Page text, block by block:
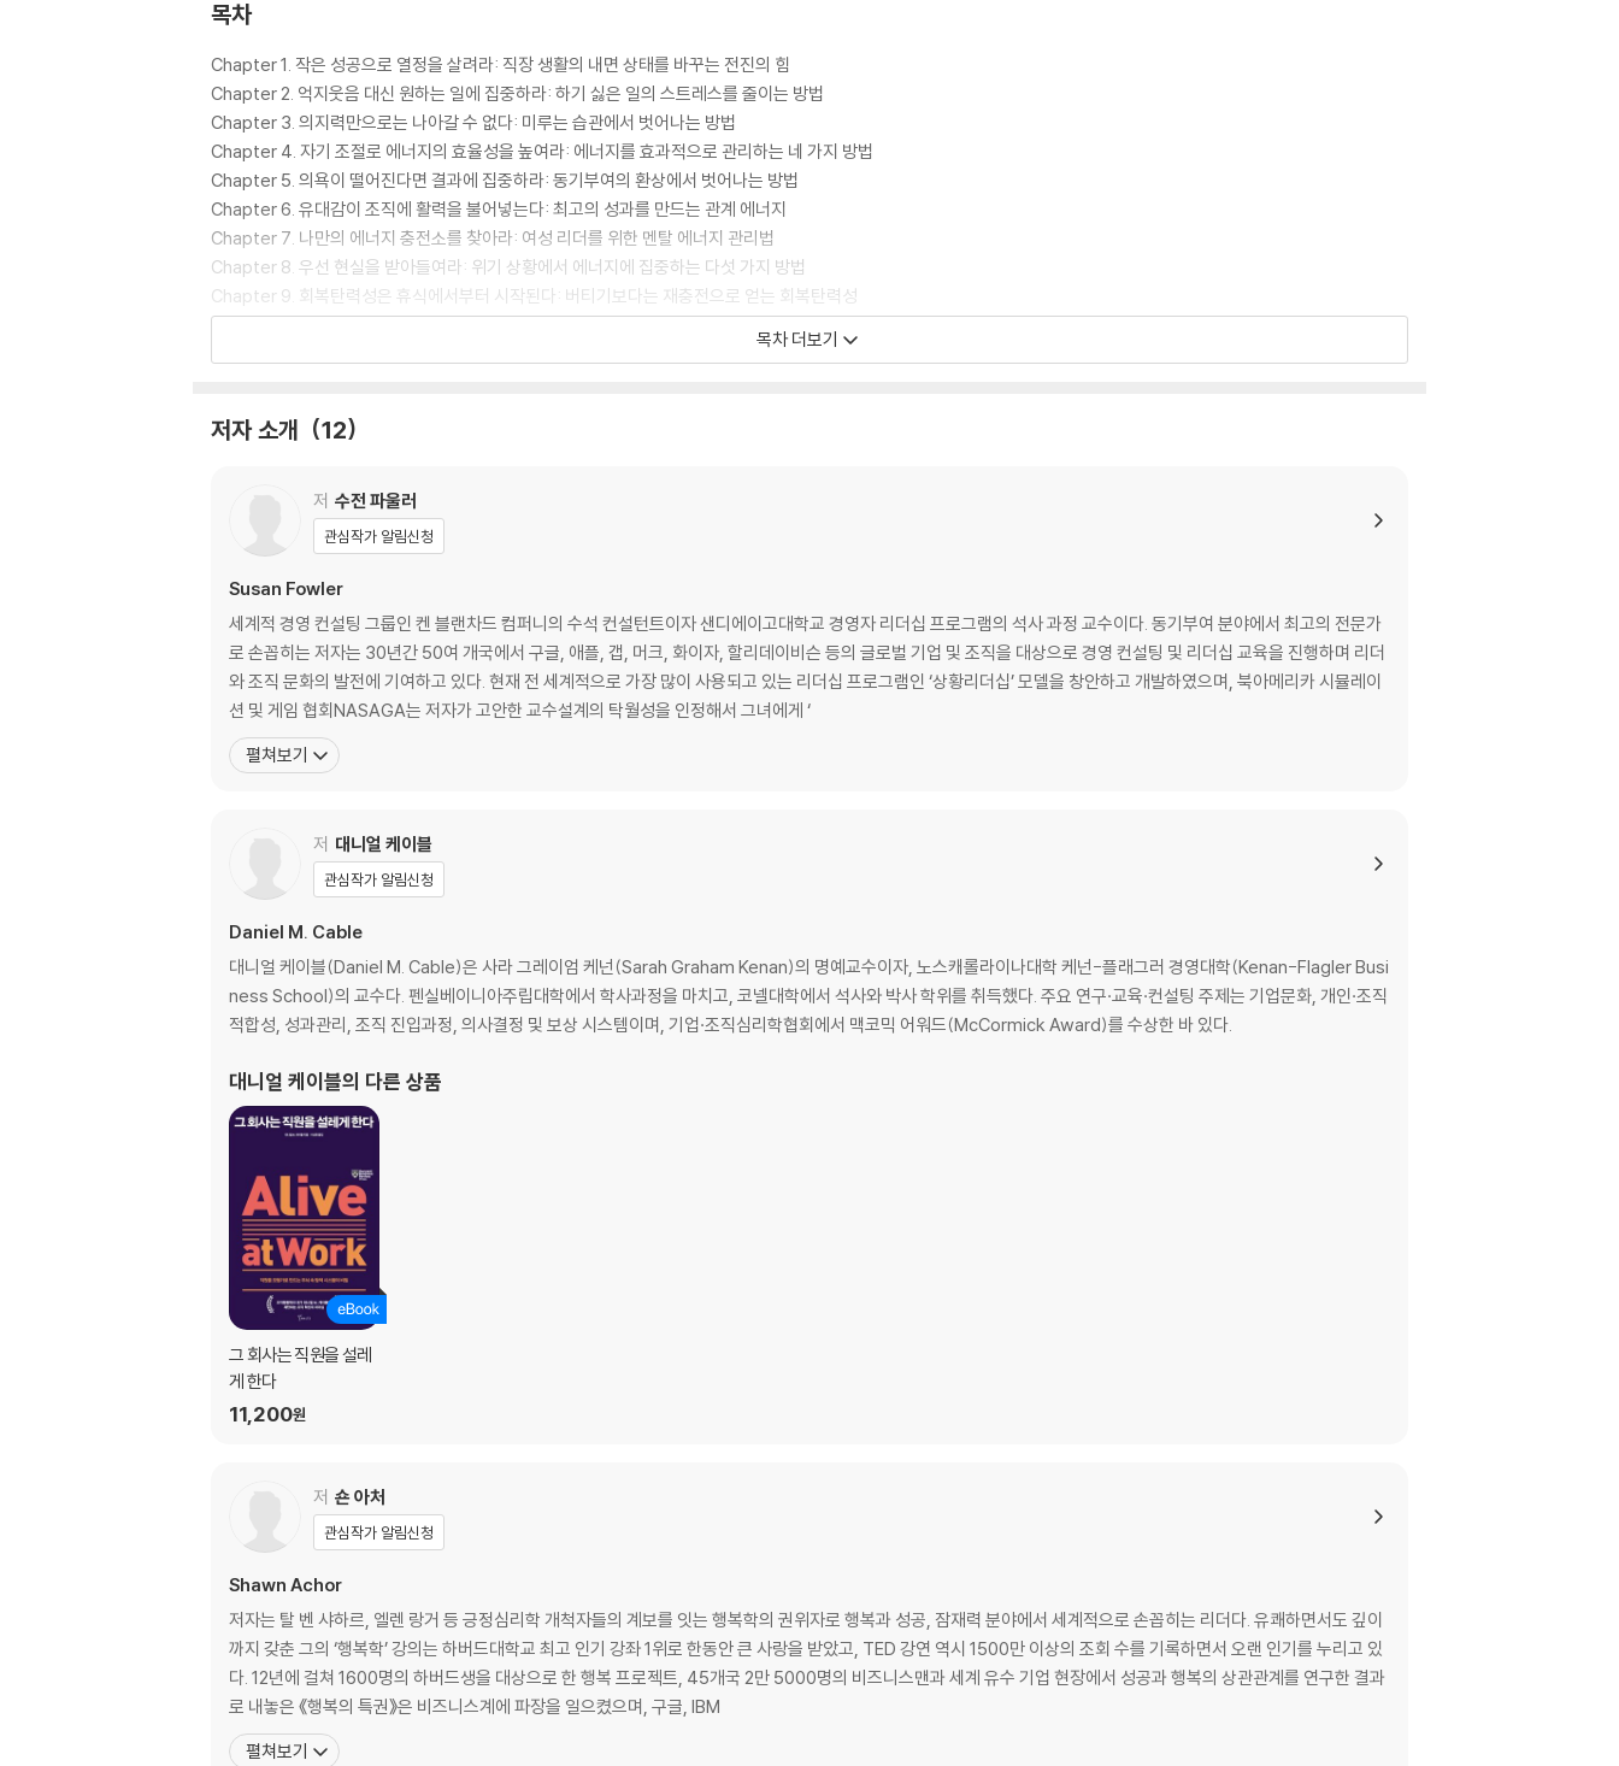
목차
Chapter 1. 작은 성공으로 열정을 살려라: 직장 생활의 내면 상태를 바꾸는 전진의 힘
Chapter 2. 억지웃음 대신 원하는 일에 집중하라: 하기 싫은 일의 스트레스를 줄이는 방법
Chapter 3. 의지력만으로는 나아갈 수 없다: 미루는 습관에서 벗어나는 방법
Chapter 4. 자기 조절로 에너지의 효율성을 높여라: 에너지를 효과적으로 관리하는 네 가지 방법
Chapter 5. 의욕이 떨어진다면 결과에 집중하라: 동기부여의 환상에서 벗어나는 방법
Chapter 6. 유대감이 조직에 활력을 불어넣는다: 최고의 성과를 만드는 관계 에너지
Chapter 7. 나만의 에너지 충전소를 찾아라: 여성 리더를 위한 멘탈 에너지 관리법
Chapter 8. 우선 현실을 받아들여라: 위기 상황에서 에너지에 집중하는 다섯 가지 방법
Chapter 9. 회복탄력성은 휴식에서부터 시작된다: 버티기보다는 재충전으로 얻는 회복탄력성
Chapter 10. 더 높은 욕구를 충족시켜라: 동기부여에 대한 매슬로의 착각
Chapter 11. 좋은 리더는 탐색 시스템에 집중한다: 팀원들에게 동기를 불어넣는 방법
목차 더보기
저자 소개 12
저 수전 파울러
관심작가 알림신청
Susan Fowler
세계적 경영 컨설팅 그룹인 켄 블랜차드 컴퍼니의 수석 컨설턴트이자 샌디에이고대학교 경영자 리더십 프로그램의 석사 과정 교수이다. 동기부여 분야에서 최고의 전문가
로 손꼽히는 저자는 30년간 50여 개국에서 구글, 애플, 갭, 머크, 화이자, 할리데이비슨 등의 글로벌 기업 및 조직을 대상으로 경영 컨설팅 및 리더십 교육을 진행하며 리더
와 조직 문화의 발전에 기여하고 있다. 현재 전 세계적으로 가장 많이 사용되고 있는 리더십 프로그램인 ‘상황리더십’ 모델을 창안하고 개발하였으며, 북아메리카 시뮬레이
션 및 게임 협회NASAGA는 저자가 고안한 교수설계의 탁월성을 인정해서 그녀에게 ‘
펼쳐보기
저 대니얼 케이블
관심작가 알림신청
Daniel M. Cable
대니얼 케이블(Daniel M. Cable)은 사라 그레이엄 케넌(Sarah Graham Kenan)의 명예교수이자, 노스캐롤라이나대학 케넌-플래그러 경영대학(Kenan-Flagler Busi
ness School)의 교수다. 펜실베이니아주립대학에서 학사과정을 마치고, 코넬대학에서 석사와 박사 학위를 취득했다. 주요 연구·교육·컨설팅 주제는 기업문화, 개인·조직
적합성, 성과관리, 조직 진입과정, 의사결정 및 보상 시스템이며, 기업·조직심리학협회에서 맥코믹 어워드(McCormick Award)를 수상한 바 있다.
대니얼 케이블의 다른 상품
그 회사는 직원을 설레
게 한다
11,200원
저 숀 아처
관심작가 알림신청
Shawn Achor
저자는 탈 벤 샤하르, 엘렌 랑거 등 긍정심리학 개척자들의 계보를 잇는 행복학의 권위자로 행복과 성공, 잠재력 분야에서 세계적으로 손꼽히는 리더다. 유쾌하면서도 깊이
까지 갖춘 그의 ‘행복학’ 강의는 하버드대학교 최고 인기 강좌 1위로 한동안 큰 사랑을 받았고, TED 강연 역시 1500만 이상의 조회 수를 기록하면서 오랜 인기를 누리고 있
다. 12년에 걸쳐 1600명의 하버드생을 대상으로 한 행복 프로젝트, 45개국 2만 5000명의 비즈니스맨과 세계 유수 기업 현장에서 성공과 행복의 상관관계를 연구한 결과
로 내놓은 《행복의 특권》은 비즈니스계에 파장을 일으켰으며, 구글, IBM
펼쳐보기